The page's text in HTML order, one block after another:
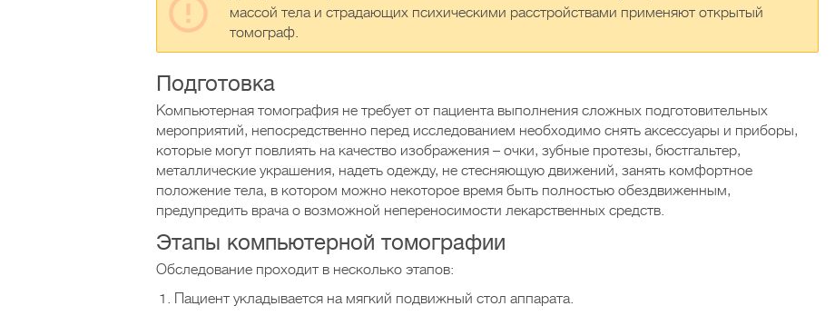
массой тела и страдающих психическими расстройствами применяют открытый
томограф.
Подготовка
Компьютерная томография не требует от пациента выполнения сложных подготовительных
мероприятий, непосредственно перед исследованием необходимо снять аксессуары и приборы,
которые могут повлиять на качество изображения – очки, зубные протезы, бюстгальтер,
металлические украшения, надеть одежду, не стесняющую движений, занять комфортное
положение тела, в котором можно некоторое время быть полностью обездвиженным,
предупредить врача о возможной непереносимости лекарственных средств.
Этапы компьютерной томографии
Обследование проходит в несколько этапов:
Пациент укладывается на мягкий подвижный стол аппарата.